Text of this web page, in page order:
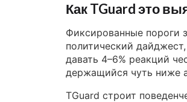
Как TGuard это
Фиксированные пороги
политический
давать 4–6% реакций
держащийся чуть ниже
TGuard строит